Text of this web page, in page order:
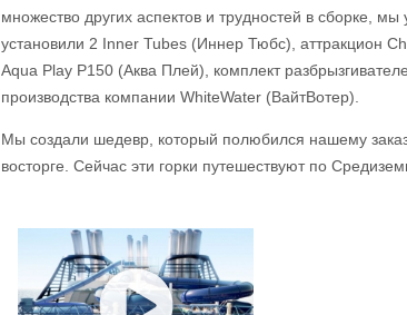
множество других аспектов и трудностей в
установили 2 Inner Tubes (Иннер Тюбс), аттракцион
Aqua Play P150 (Аква Плей), комплект
производства компании WhiteWater (ВайтВотер).
Мы создали шедевр, который полюбился нашему
восторге. Сейчас эти горки путешествуют по